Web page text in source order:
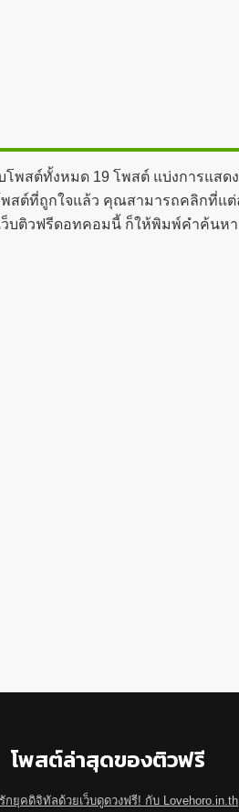
โพสต์ทั้งหมด 19 โพสต์ แบ่งการแส
ต์ที่ถูกใจแล้ว คุณสามารถคลิกที่แ
ติวฟรีดอทคอมนี้ ก็ให้พิมพ์คำค้นหา
โพสต์ล่าสุดของติวฟรี
กยุคดิจิทัลด้วยเว็บดูดวงฟรี! กับ Lovehoro.in.th